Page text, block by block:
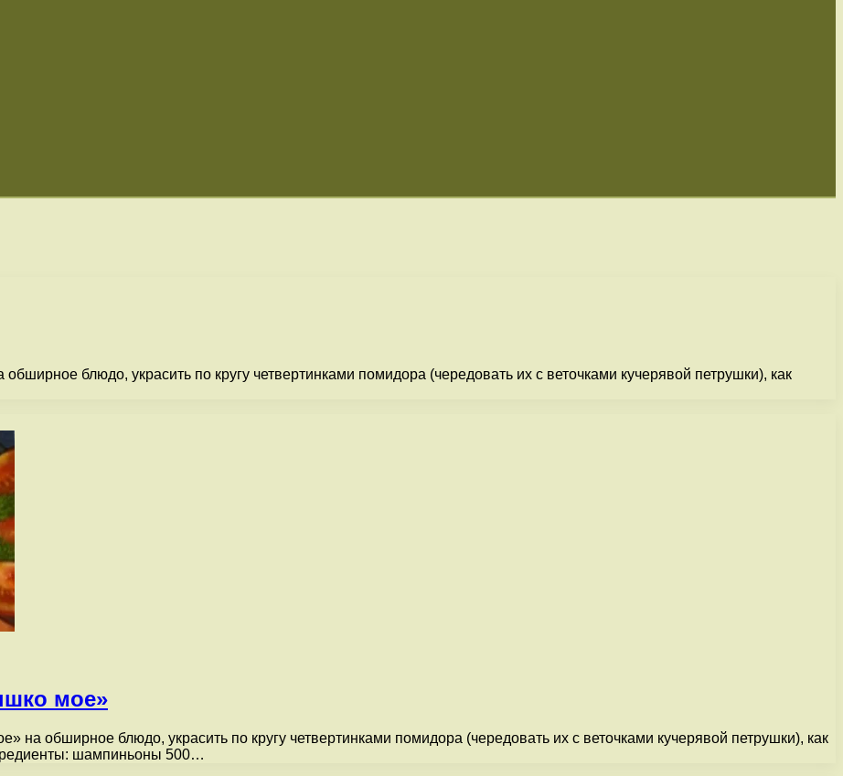
блюдо, украсить по кругу четвертинками помидора (чередовать их с веточками кучерявой петрушки), как
моe»
обширное блюдо, украсить по кругу четвертинками помидора (чередовать их с веточками кучерявой петрушки), как
шампиньоны 500…